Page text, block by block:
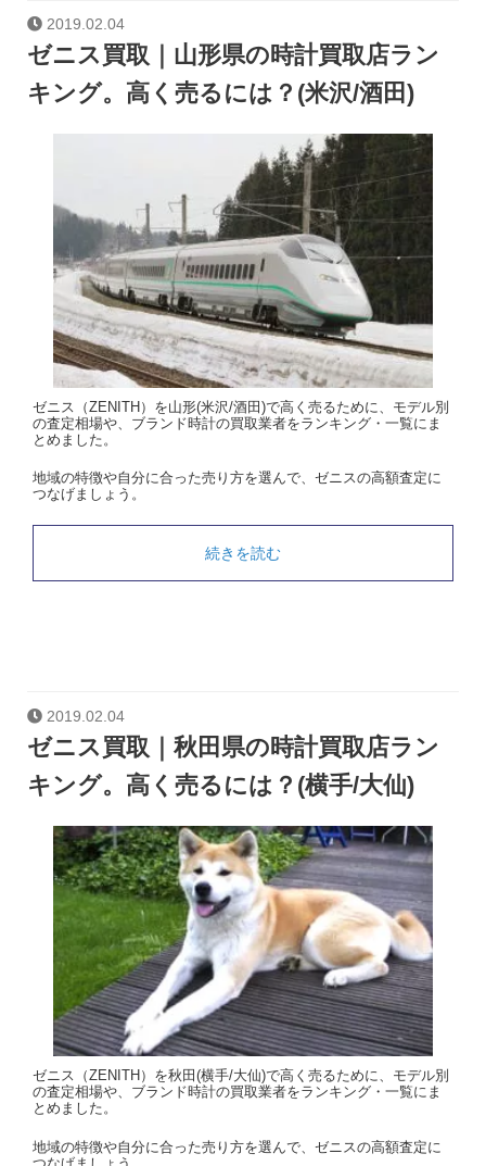
2019.02.04
ゼニス買取｜山形県の時計買取店ラン
キング。高く売るには？(米沢/酒田)
ゼニス（ZENITH）を山形(米沢/酒田)で高く売るために、モデル別
の査定相場や、ブランド時計の買取業者をランキング・一覧にま
とめました。
地域の特徴や自分に合った売り方を選んで、ゼニスの高額査定に
つなげましょう。
続きを読む
2019.02.04
ゼニス買取｜秋田県の時計買取店ラン
キング。高く売るには？(横手/大仙)
ゼニス（ZENITH）を秋田(横手/大仙)で高く売るために、モデル別
の査定相場や、ブランド時計の買取業者をランキング・一覧にま
とめました。
地域の特徴や自分に合った売り方を選んで、ゼニスの高額査定に